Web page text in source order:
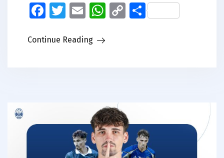
Facebook
Twitter
EmailWhatsApp
CopyShare
Continue Reading